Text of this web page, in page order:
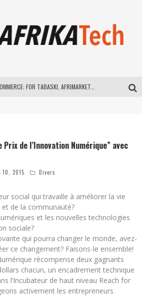
Technology Has Changed Sports
Prix de l’Innovation Numérique” avec
10, 2015 Divers
social qui travaille à améliorer la vie
de la communauté?
et les nouvelles technologies
sociale?
qui pourra changer le monde, avez-
ce changement? Faisons-le ensemble!
récompense deux gagnants
chacun, un encadrement technique
l’Incubateur de haut niveau Reach for
activement les entrepreneurs